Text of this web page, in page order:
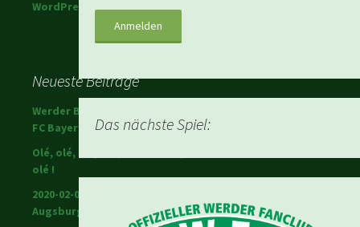
Das nächste Spiel:
WordPress.org
Neueste Beiträge
Werder Bremen schlägt den
FC Bayern!
Olé, olé, olé, olé; Ole Werner,
olé !
2020-02-01 Warriors in
Augsburg